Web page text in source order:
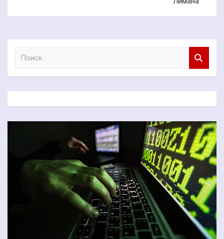
к